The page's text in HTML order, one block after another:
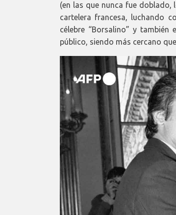
(en las que nunca fue
cartelera francesa, luchando
célebre “Borsalino” y
público, siendo más cercano